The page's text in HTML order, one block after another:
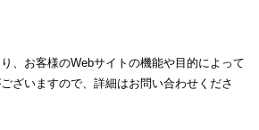
、お客様のWebサイトの機能や目的によって
ざいますので、詳細はお問い合わせくださ